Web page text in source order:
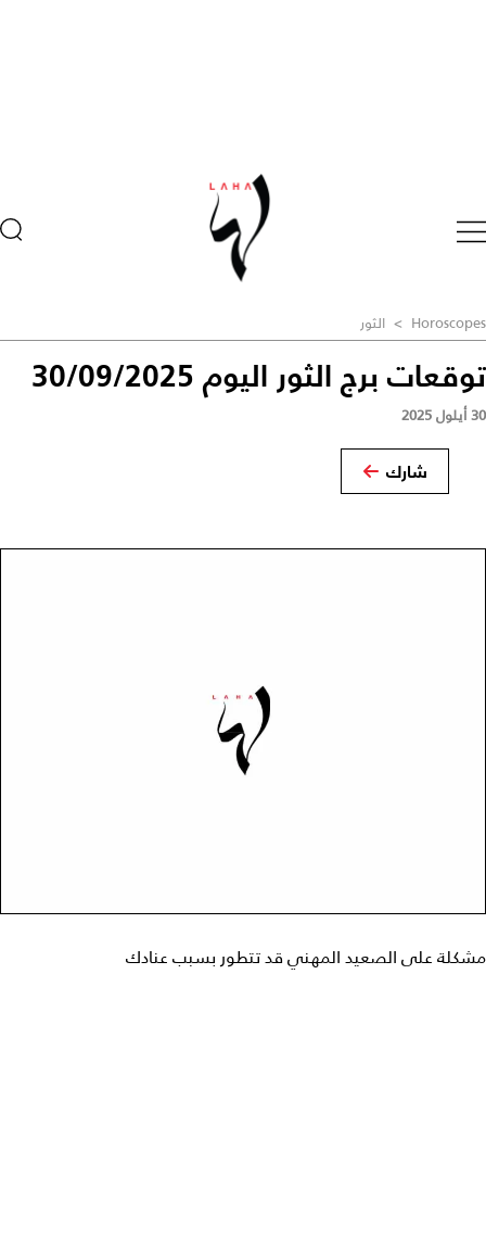
Horoscopes
> الثور
توقعات برج الثور اليوم 30/09/2025
30 أيلول 2025
شارك
مشكلة على الصعيد المهني قد تتطور بسبب عنادك